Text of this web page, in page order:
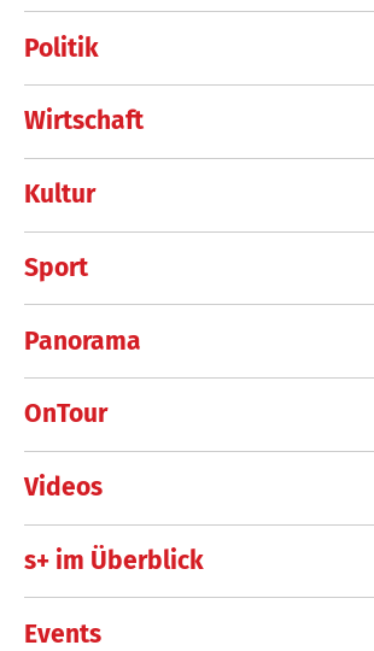
Politik
Wirtschaft
Kultur
Sport
Panorama
OnTour
Videos
s+ im Überblick
Events